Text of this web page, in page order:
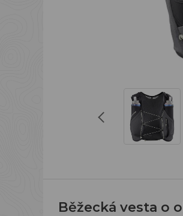
Běžecká vesta o